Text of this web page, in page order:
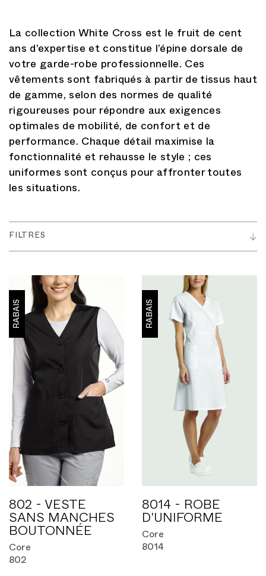
La collection White Cross est le fruit de cent
ans d’expertise et constitue l’épine dorsale de
votre garde-robe professionnelle. Ces
vêtements sont fabriqués à partir de tissus haut
de gamme, selon des normes de qualité
rigoureuses pour répondre aux exigences
optimales de mobilité, de confort et de
performance. Chaque détail maximise la
fonctionnalité et rehausse le style ; ces
uniformes sont conçus pour affronter toutes
les situations.
FILTRES
RABAIS
802 - VESTE
SANS MANCHES
BOUTONNÉE
Core
802
RABAIS
8014 - ROBE
D'UNIFORME
Core
8014